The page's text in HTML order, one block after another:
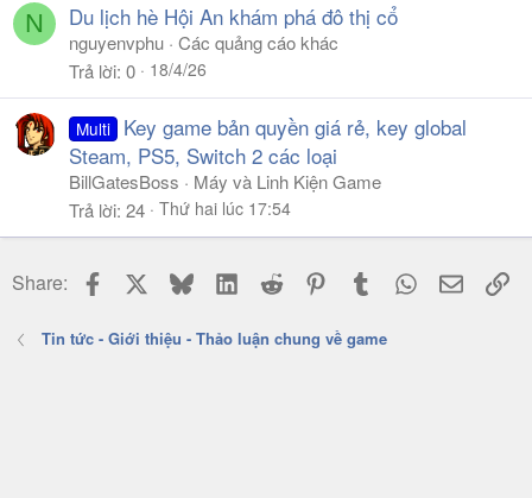
N Du lịch hè Hội An khám phá đô thị cổ
nguyenvphu Các quảng cáo khác
Trả lời 0 18/4/26
Multi
Key game bản quyền giá rẻ, key global
Steam, PS5, Switch 2 các loại
BillGatesBoss
Máy và Linh Kiện Game
Trả lời 24 Thứ hai lúc 17:54
Share: Facebook BlueskyLinkedIn
Reddit PinterestTumblr WhatsApp
Email
Tin tức - Giới thiệu - Thảo luận chung về game